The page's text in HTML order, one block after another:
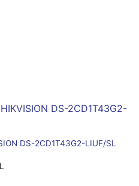
DS-2CD1T43G2-LIUF/SL